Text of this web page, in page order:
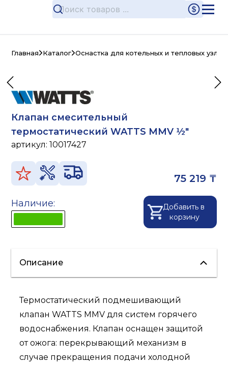
Главная Каталог Оснастка для котельных и тепловых узлов
Клапан смесительный
термостатический WATTS MMV ½"
артикул:10017427
75 219 ₸
Наличие:
Добавить в
корзину
Описание
Термостатический подмешивающий
клапан WATTS MMV для систем горячего
водоснабжения. Клапан оснащен защитой
от ожога: перекрывающий механизм в
случае прекращения подачи холодной